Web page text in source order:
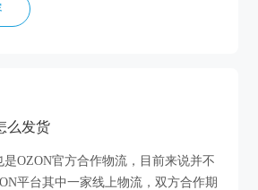
么发货
是OZON官方合作物流，目前来说并不
平台其中一家线上物流，双方合作期